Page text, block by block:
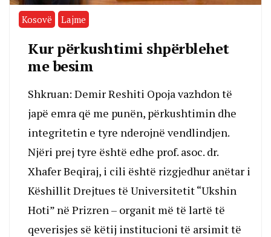
Kosovë Lajme
Kur përkushtimi shpërblehet
me besim
Shkruan: Demir Reshiti Opoja vazhdon të
japë emra që me punën, përkushtimin dhe
integritetin e tyre nderojnë vendlindjen.
Njëri prej tyre është edhe prof. asoc. dr.
Xhafer Beqiraj, i cili është rizgjedhur anëtar i
Këshillit Drejtues të Universitetit “Ukshin
Hoti” në Prizren – organit më të lartë të
qeverisjes së këtij institucioni të arsimit të